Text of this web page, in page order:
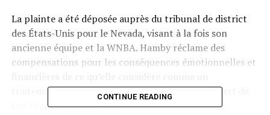
La plainte a été déposée auprès du tribunal de district
des États-Unis pour le Nevada, visant à la fois son
ancienne équipe et la WNBA. Hamby réclame des
compensations pour les conséquences émotionnelles et
traitement injuste, qui aurait abouti à son transfert de
Las Vegas à Los Angeles.
CONTINUE READING